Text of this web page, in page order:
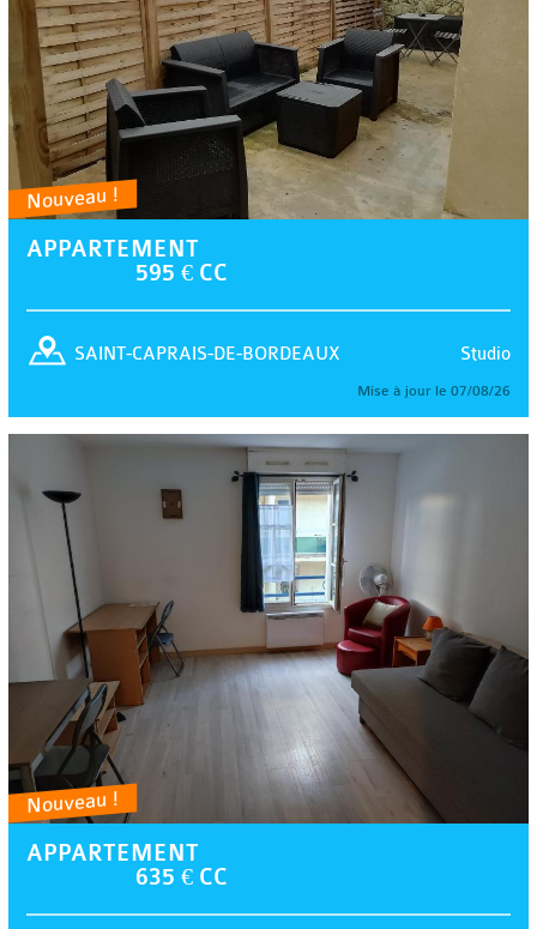
Nouveau !
APPARTEMENT
595 € CC
Studio
SAINT-CAPRAIS-DE-BORDEAUX
Mise à jour le 07/08/26
Nouveau !
APPARTEMENT
635 € CC